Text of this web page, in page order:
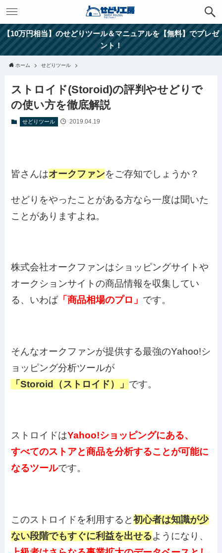
【10万円相当】のせどりツール＆マニュアルを【無料】でプレゼ
ント！
ホーム せどりツール
ストロイド(Storoid)の評判やせどりで
の使い方を徹底解説
せどりツール 2019.04.19
皆さんはオークファンをご存知でしょうか？
せどりをやったことがある方なら一度は聞いた
ことがありますよね。
株式会社オークファンはショッピングサイトや
オークションサイトの商品情報を収集してい
る、いわば「商品相場のプロ」 です。
そんなオークファンが提供する最強のYahoo!シ
ョッピング分析ツールが
「Storoid（ストロイド）」 です。
ストロイドはYahoo!ショッピングにある、
すべてのストアと商品を分析することが可能に
なるツールです。
このストロイドを利用すると初心者は知識が少
ない段階でもすぐに利益を出せるようになり、